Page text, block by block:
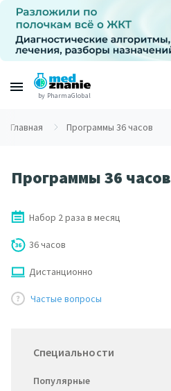
by PharmaGlobal
Главная Программы 36 часов
Программы 36 часов
Набор 2 раза в месяц
36 часов
Дистанционно
Частые вопросы
Специальности
Популярные